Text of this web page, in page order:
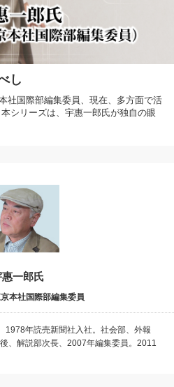
し
社国際部編集委員、現在、多方面で活
シリーズは、宇惠一郎氏が独自の眼
惠一郎氏
本社国際部編集委員
年読売新聞社入社。社会部、外報
、解説部次長、2007年編集委員。2011